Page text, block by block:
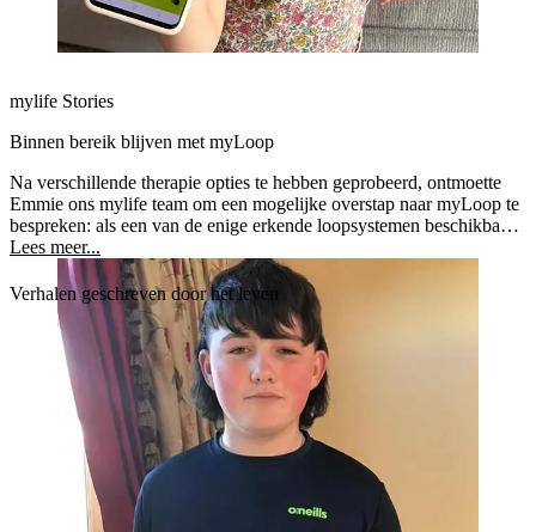
mylife Stories
Binnen bereik blijven met myLoop
Na verschillende therapie opties te hebben geprobeerd, ontmoette
Emmie ons mylife team om een mogelijke overstap naar myLoop te
bespreken: als een van de enige erkende loopsystemen beschikbaar
voor kinderen. In slechts een paar weken tijd zijn Emmie en haar
familie al een positieve verandering in hun leven gaan zien.
Lees meer...
Verhalen geschreven door het leven